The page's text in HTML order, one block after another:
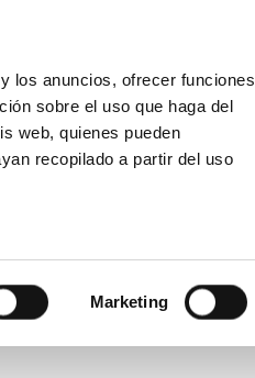
los anuncios, ofrecer funciones
sobre el uso que haga del
web, quienes pueden
recopilado a partir del uso
Marketing